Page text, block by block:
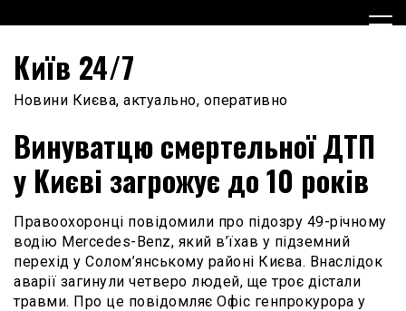
to
Київ 24/7
Новини Києва, актуально, оперативно
Винуватцю смертельної ДТП
у Києві загрожує до 10 років
Правоохоронці повідомили про підозру 49-річному
водію Mercedes-Benz, який в’їхав у підземний
перехід у Солом’янському районі Києва. Внаслідок
аварії загинули четверо людей, ще троє дістали
травми. Про це повідомляє Офіс генпрокурора у